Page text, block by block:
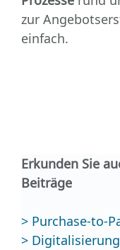
zur
einfach.
Erkunden Sie
Beiträge
> Purchase-to-
>